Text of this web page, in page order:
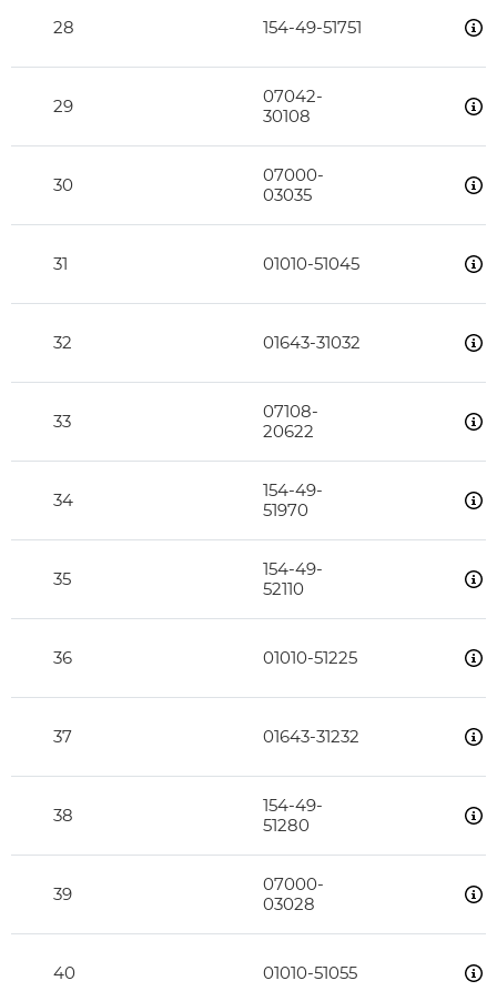
28 154-49-51751
29
07042-
30108
30
07000-
03035
31 01010-51045
32 01643-31032
33
07108-
20622
34
154-49-
51970
35
154-49-
52110
36 01010-51225
37 01643-31232
38
154-49-
51280
39
07000-
03028
40 01010-51055